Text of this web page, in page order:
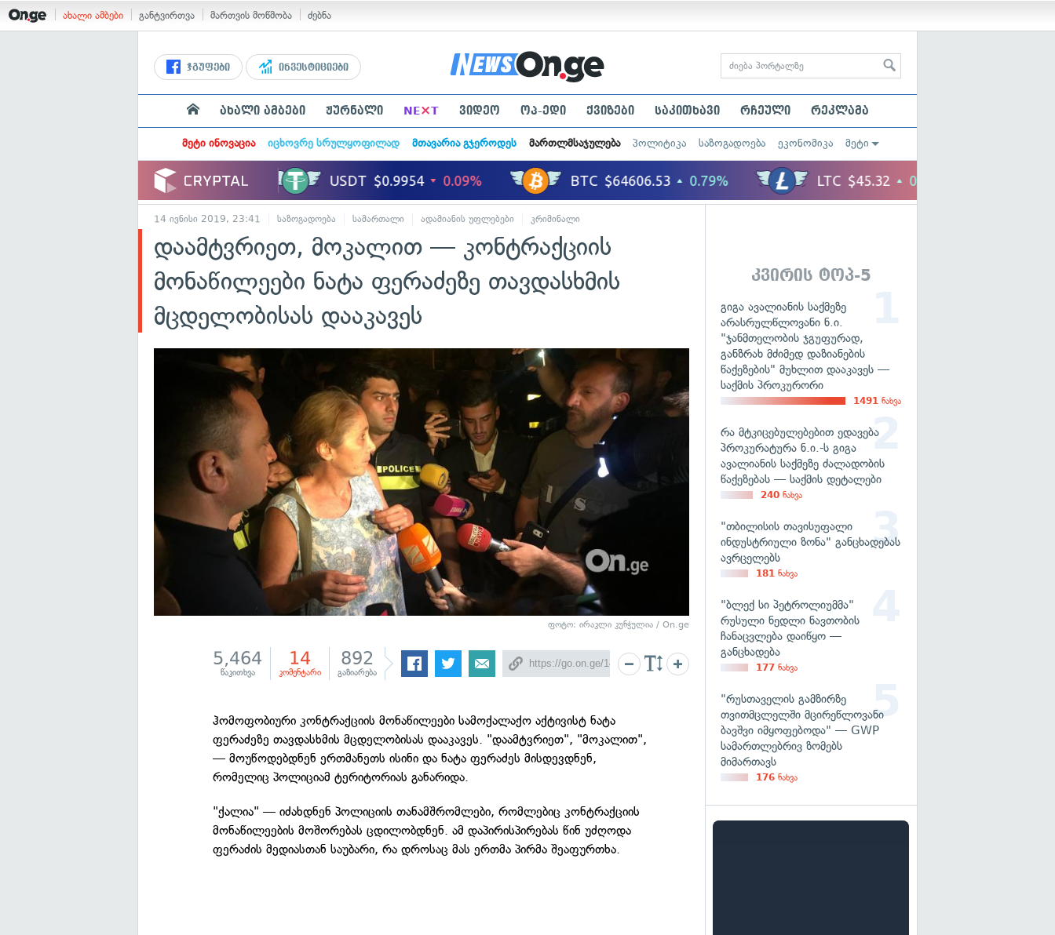
ახალი ამბები განტვირთვა მართვის მოწმობა ძებნა
ჯგუფები ინვესტიციები
ახალი ამბები ჟურნალი NE×T ვიდეო ოპ-ედი ქვიზები საკითხავი რჩეული რეკლამა
მეტი ინოვაცია იცხოვრე სრულყოფილად მთავარია გჯეროდეს მართლმსაჯულება პოლიტიკა საზოგადოება ეკონომიკა მეტი
14 ივნისი 2019, 23:41 საზოგადოება სამართალი ადამიანის უფლებები კრიმინალი
დაამტვრიეთ, მოკალით — კონტრაქციის
მონაწილეები ნატა ფერაძეზე თავდასხმის
მცდელობისას დააკავეს
ფოტო: ირაკლი კუნჭულია / On.ge
5,464
წაკითხვა
14
კომენტარი
892
გაზიარება
ჰომოფობიური კონტრაქციის მონაწილეები სამოქალაქო აქტივისტ ნატა
ფერაძეზე თავდასხმის მცდელობისას დააკავეს. "დაამტვრიეთ", "მოკალით",
— მოუწოდებდნენ ერთმანეთს ისინი და ნატა ფერაძეს მისდევდნენ,
რომელიც პოლიციამ ტერიტორიას განარიდა.
"ქალია" — იძახდნენ პოლიციის თანამშრომლები, რომლებიც კონტრაქციის
მონაწილეების მოშორებას ცდილობდნენ. ამ დაპირისპირებას წინ უძღოდა
ფერაძის მედიასთან საუბარი, რა დროსაც მას ერთმა პირმა შეაფურთხა.
კვირის ტოპ-5
გიგა ავალიანის საქმეზე
არასრულწლოვანი ნ.ი.
"ჯანმთელობის ჯგუფურად,
განზრახ მძიმედ დაზიანების
წაქეზების" მუხლით დააკავეს —
საქმის პროკურორი
1491 ნახვა
რა მტკიცებულებებით ედავება
პროკურატურა ნ.ი.-ს გიგა
ავალიანის საქმეზე ძალადობის
წაქეზებას — საქმის დეტალები
240 ნახვა
"თბილისის თავისუფალი
ინდუსტრიული ზონა" განცხადებას
ავრცელებს
181 ნახვა
"ბლექ სი პეტროლიუმმა"
რუსული ნედლი ნავთობის
ჩანაცვლება დაიწყო —
განცხადება
177 ნახვა
"რუსთაველის გამზირზე
თვითმცლელში მცირეწლოვანი
ბავშვი იმყოფებოდა" — GWP
სამართლებრივ ზომებს
მიმართავს
176 ნახვა